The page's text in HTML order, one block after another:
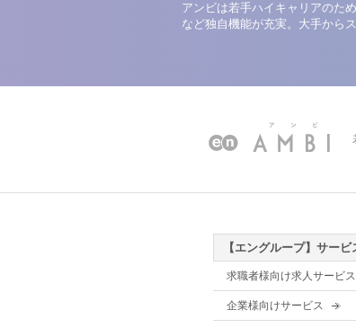
アンビは若手ハイキャリアのた
など独自機能が充実。大手から
【エングループ】サービ
求職者様向け求人サービス
企業様向けサービス